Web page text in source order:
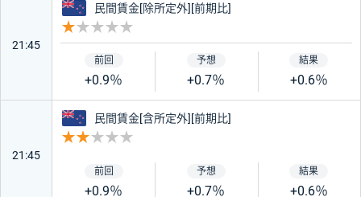
21:45
ニュージーランド
民間賃金[除所定外][前期比]
+0.9％ +0.7％ +0.6％
21:45
ニュージーランド
民間賃金[含所定外][前期比]
+0.9％ +0.7％ +0.6％